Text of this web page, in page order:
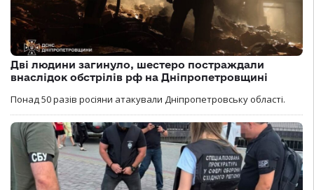
Дві людини загинуло, шестеро постраждали
внаслідок обстрілів рф на Дніпропетровщині
Понад 50 разів росіяни атакували Дніпропетровську області.